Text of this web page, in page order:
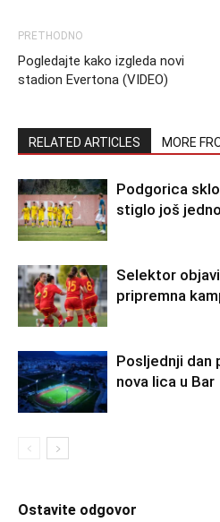
PRETHODNO
Pogledajte kako izgleda novi
stadion Evertona (VIDEO)
RELATED ARTICLES MORE
Podgorica
stiglo još
Selektor
pripremna
Posljednji dan
nova lica u Bar
Ostavite odgovor